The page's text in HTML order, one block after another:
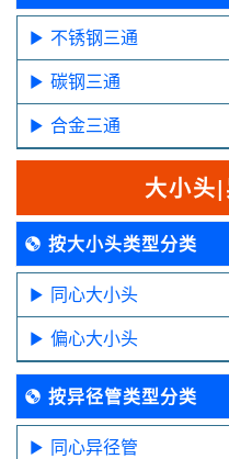
不锈钢三通
碳钢三通
合金三通
大小头
按大小头类型分类
同心大小头
偏心大小头
按异径管类型分类
同心异径管